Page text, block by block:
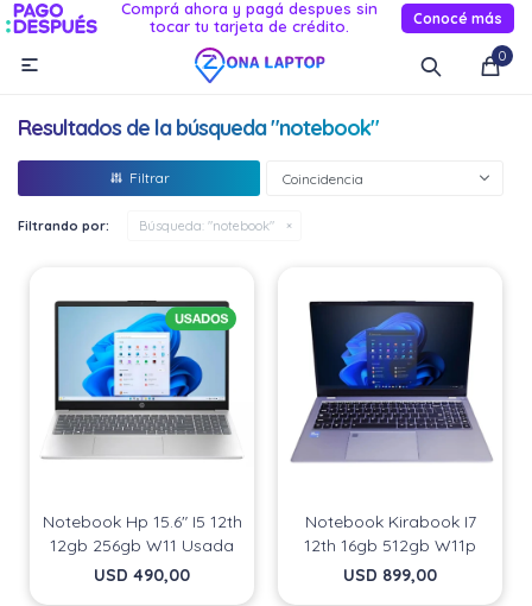
Comprá ahora y pagá despues sin
tocar tu tarjeta de crédito.
Conocé más
0

Resultados de la búsqueda "notebook"
Coincidencia
Filtrando por: Búsqueda: "notebook"
Notebook Hp 15.6" I5 12th
12gb 256gb W11 Usada
USD 490,00
Notebook Kirabook I7
12th 16gb 512gb W11p
USD 899,00
MI CUENTA
Novedades
Informática
Relojes smart